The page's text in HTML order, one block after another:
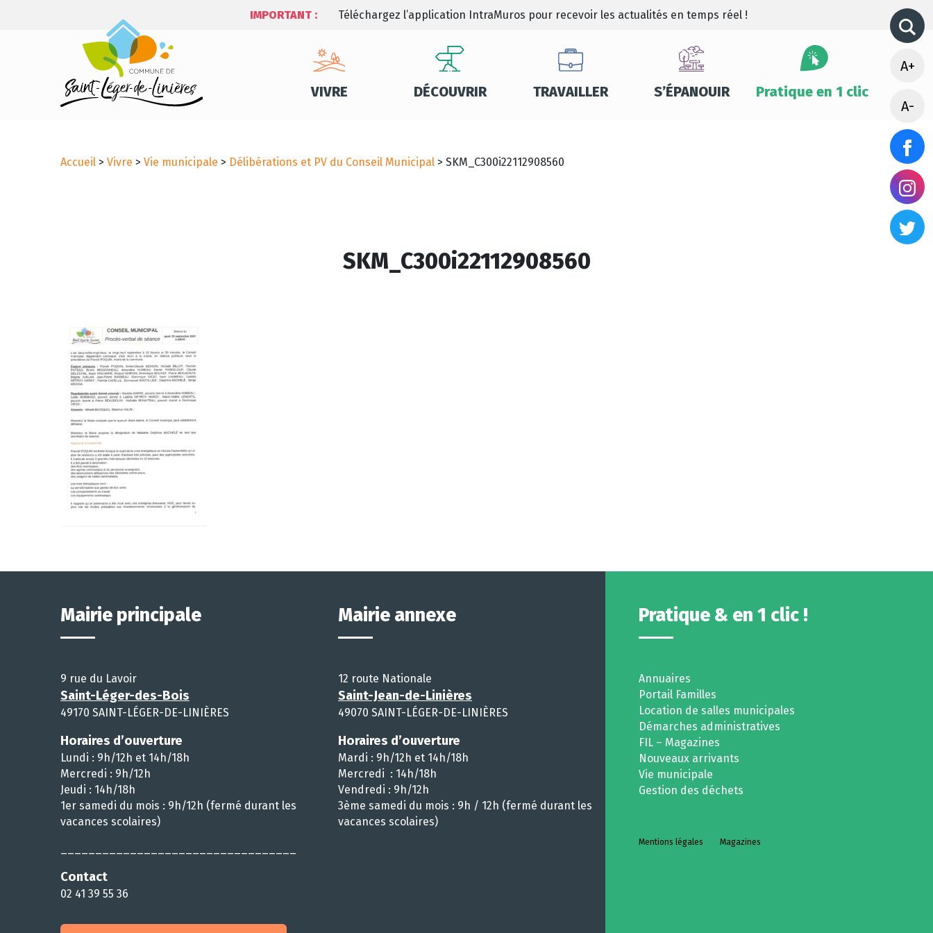
IMPORTANT : Téléchargez l’application IntraMuros pour recevoir les actualités en temps réel !
VIVRE DÉCOUVRIR TRAVAILLER S’ÉPANOUIR Pratique en 1 clic
A+
A-
Accueil > Vivre > Vie municipale > Délibérations et PV du Conseil Municipal > SKM_C300i22112908560
SKM_C300i22112908560
Mairie principale
9 rue du Lavoir
Saint-Léger-des-Bois
49170 SAINT-LÉGER-DE-LINIÈRES
Horaires d’ouverture
Lundi : 9h/12h et 14h/18h
Mercredi : 9h/12h
Jeudi : 14h/18h
1er samedi du mois : 9h/12h (fermé durant les
vacances scolaires)
Contact
02 41 39 55 36
Mairie annexe
12 route Nationale
Saint-Jean-de-Linières
49070 SAINT-LÉGER-DE-LINIÈRES
Horaires d’ouverture
Mardi : 9h/12h et 14h/18h
Mercredi : 14h/18h
Vendredi : 9h/12h
3ème samedi du mois : 9h / 12h (fermé durant les
vacances scolaires)
Pratique & en 1 clic !
Annuaires
Portail Familles
Location de salles municipales
Démarches administratives
FIL – Magazines
Nouveaux arrivants
Vie municipale
Gestion des déchets
Mentions légales Magazines